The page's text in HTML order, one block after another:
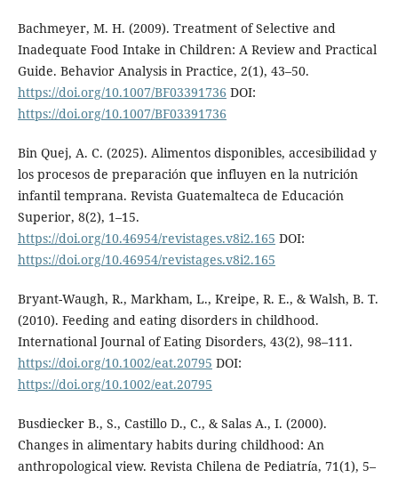
Bachmeyer, M. H. (2009). Treatment of Selective and
Inadequate Food Intake in Children: A Review and Practical
Guide. Behavior Analysis in Practice, 2(1), 43–50.
https://doi.org/10.1007/BF03391736 DOI:
https://doi.org/10.1007/BF03391736
Bin Quej, A. C. (2025). Alimentos disponibles, accesibilidad y
los procesos de preparación que influyen en la nutrición
infantil temprana. Revista Guatemalteca de Educación
Superior, 8(2), 1–15.
https://doi.org/10.46954/revistages.v8i2.165 DOI:
https://doi.org/10.46954/revistages.v8i2.165
Bryant-Waugh, R., Markham, L., Kreipe, R. E., & Walsh, B. T.
(2010). Feeding and eating disorders in childhood.
International Journal of Eating Disorders, 43(2), 98–111.
https://doi.org/10.1002/eat.20795 DOI:
https://doi.org/10.1002/eat.20795
Busdiecker B., S., Castillo D., C., & Salas A., I. (2000).
Changes in alimentary habits during childhood: An
anthropological view. Revista Chilena de Pediatría, 71(1), 5–